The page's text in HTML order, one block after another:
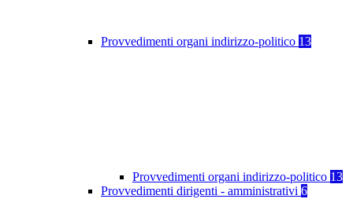
Provvedimenti organi indirizzo-politico 13
Provvedimenti organi indirizzo-politico 13
Provvedimenti dirigenti - amministrativi 6